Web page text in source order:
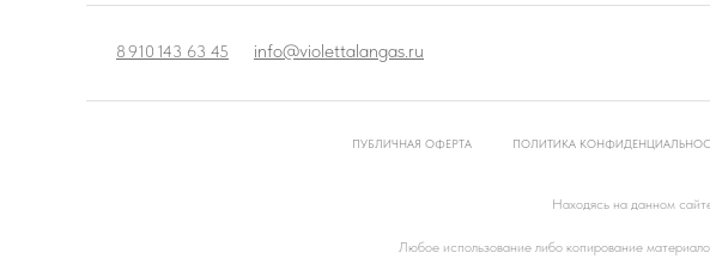
8 910 143 63 45 info@violettalangas.ru
ПУБЛИЧНАЯ ОФЕРТА ПОЛИТИКА
Находясь на данном
Любое использование либо копирование